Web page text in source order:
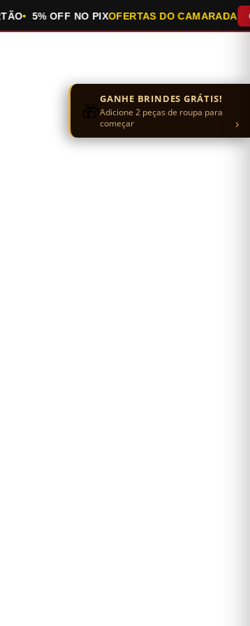
5% OFF NO PIXOFERTAS DO CAMARADA
🎁GANHE BRINDES GRÁTIS!
Adicione 2 peças de roupa para
começar
›